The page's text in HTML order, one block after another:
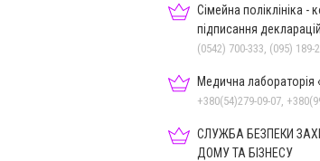
Сімейна поліклініка -
підписання
дорослих та дітей
(0542) 700-333, (095) 189-
Медична лабораторія
+380(54)279-09-07,
СЛУЖБА БЕЗПЕКИ
ДОМУ ТА БІЗНЕСУ